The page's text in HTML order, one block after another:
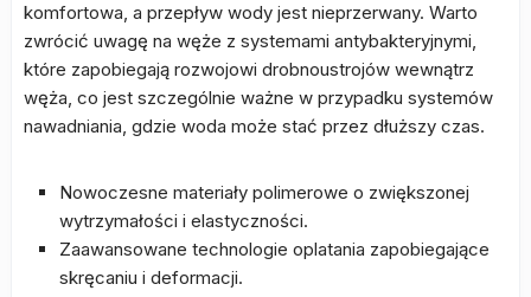
komfortowa, a przepływ wody jest nieprzerwany. Warto
zwrócić uwagę na węże z systemami antybakteryjnymi,
które zapobiegają rozwojowi drobnoustrojów wewnątrz
węża, co jest szczególnie ważne w przypadku systemów
nawadniania, gdzie woda może stać przez dłuższy czas.
Nowoczesne materiały polimerowe o zwiększonej
wytrzymałości i elastyczności.
Zaawansowane technologie oplatania zapobiegające
skręcaniu i deformacji.